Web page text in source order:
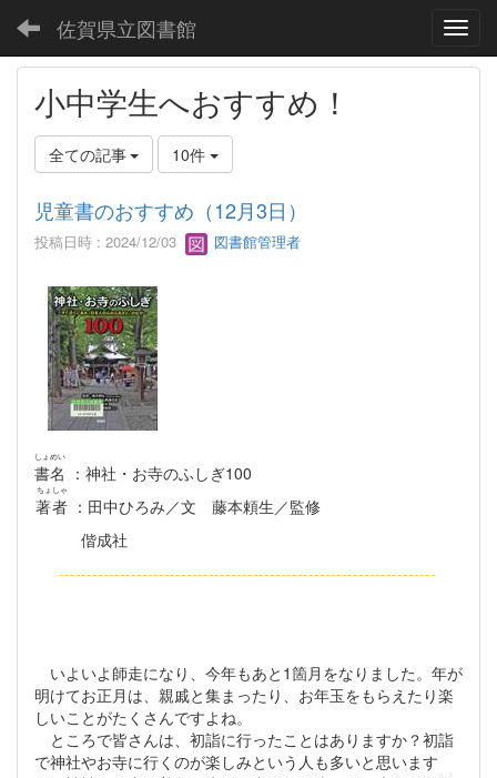
佐賀県立図書館
小中学生へおすすめ！
全ての記事 10件
児童書のおすすめ（12月3日）
投稿日時 : 2024/12/03 図書館管理者
書名
しょめい
：神社・お寺のふしぎ100
著者
ちょしゃ
：田中ひろみ／文 藤本頼生／監修
偕成社
--------------------------------------------------------------------
いよいよ師走になり、今年もあと1箇月をなりました。年が
明けてお正月は、親戚と集まったり、お年玉をもらえたり楽
しいことがたくさんですよね。
ところで皆さんは、初詣に行ったことはありますか？初詣
で神社やお寺に行くのが楽しみという人も多いと思います